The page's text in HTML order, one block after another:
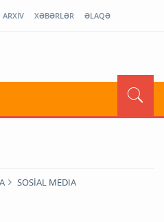
ARXİV XƏBƏRLƏR ƏLAQƏ
SOSİAL MEDIA